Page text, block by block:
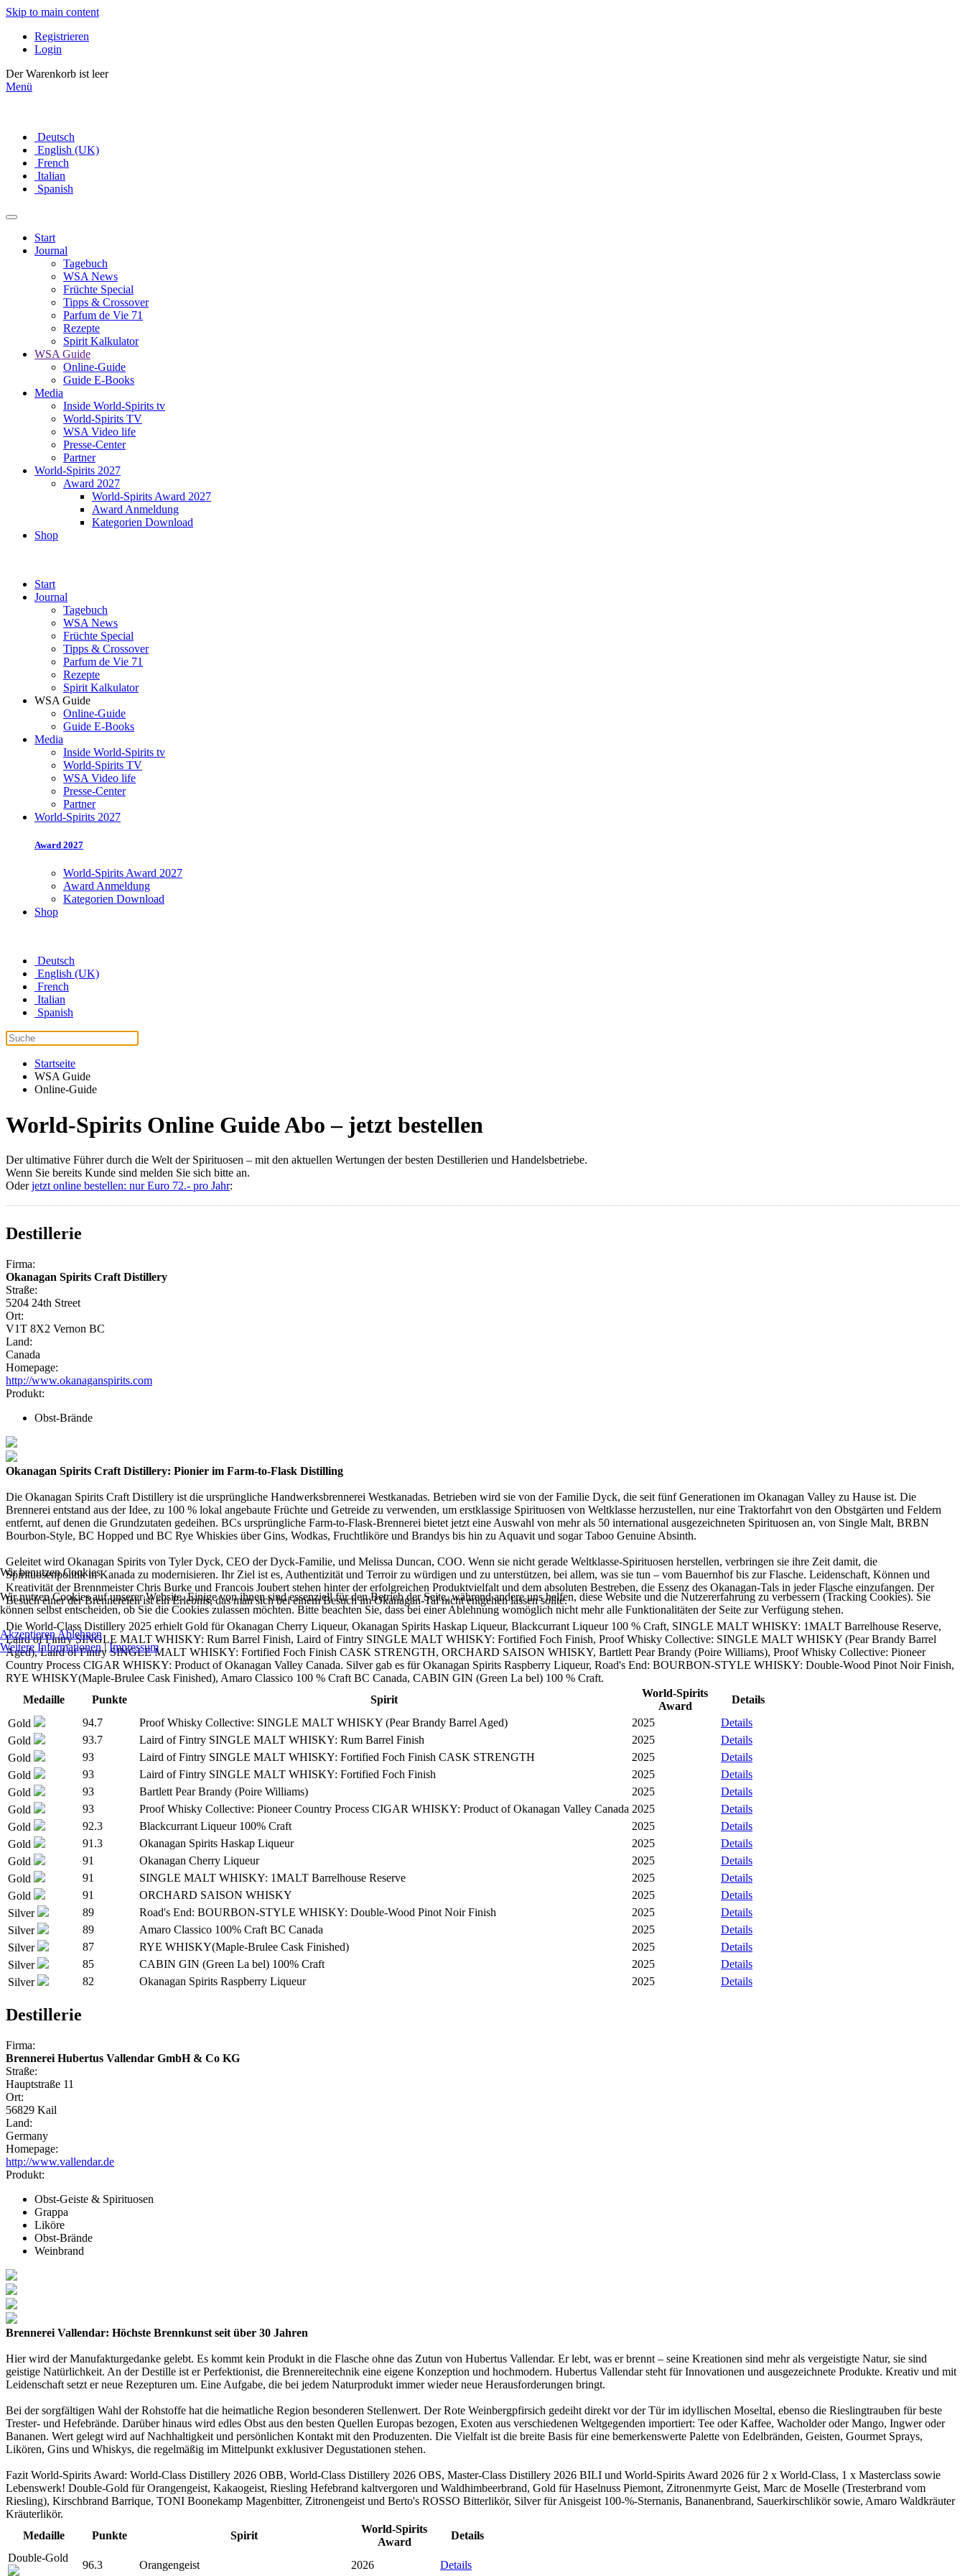
Skip to main content
Registrieren
Login
Der Warenkorb ist leer
Menü
Deutsch
English (UK)
French
Italian
Spanish
Start
Journal
Tagebuch
WSA News
Früchte Special
Tipps & Crossover
Parfum de Vie 71
Rezepte
Spirit Kalkulator
WSA Guide
Online-Guide
Guide E-Books
Media
Inside World-Spirits tv
World-Spirits TV
WSA Video life
Presse-Center
Partner
World-Spirits 2027
Award 2027
World-Spirits Award 2027
Award Anmeldung
Kategorien Download
Shop
Start
Journal
Tagebuch
WSA News
Früchte Special
Tipps & Crossover
Parfum de Vie 71
Rezepte
Spirit Kalkulator
WSA Guide
Online-Guide
Guide E-Books
Media
Inside World-Spirits tv
World-Spirits TV
WSA Video life
Presse-Center
Partner
World-Spirits 2027
Award 2027
World-Spirits Award 2027
Award Anmeldung
Kategorien Download
Shop
Deutsch
English (UK)
French
Italian
Spanish
Startseite
WSA Guide
Online-Guide
World-Spirits Online Guide Abo – jetzt bestellen
Der ultimative Führer durch die Welt der Spirituosen – mit den aktuellen Wertungen der besten Destillerien und Handelsbetriebe.
Wenn Sie bereits Kunde sind melden Sie sich bitte an.
Oderjetzt online bestellen: nur Euro 72.- pro Jahr:
Destillerie
Firma:
Okanagan Spirits Craft Distillery
Straße:
5204 24th Street
Ort:
V1T 8X2 Vernon BC
Land:
Canada
Homepage:
http://www.okanaganspirits.com
Produkt:
Obst-Brände
Okanagan Spirits Craft Distillery: Pionier im Farm-to-Flask Distilling
Die Okanagan Spirits Craft Distillery ist die ursprüngliche Handwerksbrennerei Westkanadas. Betrieben wird sie von der Familie Dyck, die seit fünf Generationen im Okanagan Valley zu Hause ist. Die
Brennerei entstand aus der Idee, zu 100 % lokal angebaute Früchte und Getreide zu verwenden, um erstklassige Spirituosen von Weltklasse herzustellen, nur eine Traktorfahrt von den Obstgärten und Feldern
entfernt, auf denen die Grundzutaten gedeihen. BCs ursprüngliche Farm-to-Flask-Brennerei bietet jetzt eine Auswahl von mehr als 50 international ausgezeichneten Spirituosen an, von Single Malt, BRBN
Bourbon-Style, BC Hopped und BC Rye Whiskies über Gins, Wodkas, Fruchtliköre und Brandys bis hin zu Aquavit und sogar Taboo Genuine Absinth.
Geleitet wird Okanagan Spirits von Tyler Dyck, CEO der Dyck-Familie, und Melissa Duncan, COO. Wenn sie nicht gerade Weltklasse-Spirituosen herstellen, verbringen sie ihre Zeit damit, die
Spirituosenpolitik in Kanada zu modernisieren. Ihr Ziel ist es, Authentizität und Terroir zu würdigen und zu unterstützen, bei allem, was sie tun – vom Bauernhof bis zur Flasche. Leidenschaft, Können und
Kreativität der Brennmeister Chris Burke und Francois Joubert stehen hinter der erfolgreichen Produktvielfalt und dem absoluten Bestreben, die Essenz des Okanagan-Tals in jeder Flasche einzufangen. Der
Besuch einer der Brennereien ist ein Erlebnis, das man sich bei einem Besuch im Okanagan-Tal nicht entgehen lassen sollte.
Die World-Class Distillery 2025 erhielt Gold für Okanagan Cherry Liqueur, Okanagan Spirits Haskap Liqueur, Blackcurrant Liqueur 100 % Craft, SINGLE MALT WHISKY: 1MALT Barrelhouse Reserve,
Laird of Fintry SINGLE MALT WHISKY: Rum Barrel Finish, Laird of Fintry SINGLE MALT WHISKY: Fortified Foch Finish, Proof Whisky Collective: SINGLE MALT WHISKY (Pear Brandy Barrel
Aged), Laird of Fintry SINGLE MALT WHISKY: Fortified Foch Finish CASK STRENGTH, ORCHARD SAISON WHISKY, Bartlett Pear Brandy (Poire Williams), Proof Whisky Collective: Pioneer
Country Process CIGAR WHISKY: Product of Okanagan Valley Canada. Silver gab es für Okanagan Spirits Raspberry Liqueur, Road's End: BOURBON-STYLE WHISKY: Double-Wood Pinot Noir Finish,
RYE WHISKY(Maple-Brulee Cask Finished), Amaro Classico 100 % Craft BC Canada, CABIN GIN (Green La bel) 100 % Craft.
Medaille
Punkte Spirit
World-Spirits
Award
Details
Gold
94.7 Proof Whisky Collective: SINGLE MALT WHISKY (Pear Brandy Barrel Aged) 2025
Details
Gold
93.7 Laird of Fintry SINGLE MALT WHISKY: Rum Barrel Finish 2025
Details
Gold
93 Laird of Fintry SINGLE MALT WHISKY: Fortified Foch Finish CASK STRENGTH 2025
Details
Gold
93 Laird of Fintry SINGLE MALT WHISKY: Fortified Foch Finish 2025
Details
Gold
93 Bartlett Pear Brandy (Poire Williams) 2025
Details
Gold
93 Proof Whisky Collective: Pioneer Country Process CIGAR WHISKY: Product of Okanagan Valley Canada 2025
Details
Gold
92.3 Blackcurrant Liqueur 100% Craft 2025
Details
Gold
91.3 Okanagan Spirits Haskap Liqueur 2025
Details
Gold
91 Okanagan Cherry Liqueur 2025
Details
Gold
91 SINGLE MALT WHISKY: 1MALT Barrelhouse Reserve 2025
Details
Gold
91 ORCHARD SAISON WHISKY 2025
Details
Silver
89 Road's End: BOURBON-STYLE WHISKY: Double-Wood Pinot Noir Finish 2025
Details
Silver
89 Amaro Classico 100% Craft BC Canada 2025
Details
Silver
87 RYE WHISKY(Maple-Brulee Cask Finished) 2025
Details
Silver
85 CABIN GIN (Green La bel) 100% Craft 2025
Details
Silver
82 Okanagan Spirits Raspberry Liqueur 2025 Details
Destillerie
Firma:
Brennerei Hubertus Vallendar GmbH & Co KG
Straße:
Hauptstraße 11
Ort:
56829 Kail
Land:
Germany
Homepage:
http://www.vallendar.de
Produkt:
Obst-Geiste & Spirituosen
Grappa
Liköre
Obst-Brände
Weinbrand
Brennerei Vallendar: Höchste Brennkunst seit über 30 Jahren
Hier wird der Manufakturgedanke gelebt. Es kommt kein Produkt in die Flasche ohne das Zutun von Hubertus Vallendar. Er lebt, was er brennt – seine Kreationen sind mehr als vergeistigte Natur, sie sind
geistige Natürlichkeit. An der Destille ist er Perfektionist, die Brennereitechnik eine eigene Konzeption und hochmodern. Hubertus Vallendar steht für Innovationen und ausgezeichnete Produkte. Kreativ und mit
Leidenschaft setzt er neue Rezepturen um. Eine Aufgabe, die bei jedem Naturprodukt immer wieder neue Herausforderungen bringt.
Bei der sorgfältigen Wahl der Rohstoffe hat die heimatliche Region besonderen Stellenwert. Der Rote Weinbergpfirsich gedeiht direkt vor der Tür im idyllischen Moseltal, ebenso die Rieslingtrauben für beste
Trester- und Hefebrände. Darüber hinaus wird edles Obst aus den besten Quellen Europas bezogen, Exoten aus verschiedenen Weltgegenden importiert: Tee oder Kaffee, Wacholder oder Mango, Ingwer oder
Bananen. Wert gelegt wird auf Nachhaltigkeit und persönlichen Kontakt mit den Produzenten. Die Vielfalt ist die breite Basis für eine bemerkenswerte Palette von Edelbränden, Geisten, Gourmet Sprays,
Likören, Gins und Whiskys, die regelmäßig im Mittelpunkt exklusiver Degustationen stehen.
Fazit World-Spirits Award: World-Class Distillery 2026 OBB, World-Class Distillery 2026 OBS, Master-Class Distillery 2026 BILI und World-Spirits Award 2026 für 2 x World-Class, 1 x Masterclass sowie
Lebenswerk! Double-Gold für Orangengeist, Kakaogeist, Riesling Hefebrand kaltvergoren und Waldhimbeerbrand, Gold für Haselnuss Piemont, Zitronenmyrte Geist, Marc de Moselle (Tresterbrand vom
Riesling), Kirschbrand Barrique, TONI Boonekamp Magenbitter, Zitronengeist und Berto's ROSSO Bitterlikör, Silver für Anisgeist 100-%-Sternanis, Bananenbrand, Sauerkirschlikör sowie, Amaro Waldkräuter
Kräuterlikör.
Medaille
Punkte Spirit
World-Spirits
Award
Details
Double-Gold
96.3 Orangengeist 2026 Details
Wir benutzen Cookies
Wir nutzen Cookies auf unserer Website. Einige von ihnen sind essenziell für den Betrieb der Seite, während andere uns helfen, diese Website und die Nutzererfahrung zu verbessern (Tracking Cookies). Sie
können selbst entscheiden, ob Sie die Cookies zulassen möchten. Bitte beachten Sie, dass bei einer Ablehnung womöglich nicht mehr alle Funktionalitäten der Seite zur Verfügung stehen.
Akzeptieren Ablehnen
Weitere Informationen|Impressum